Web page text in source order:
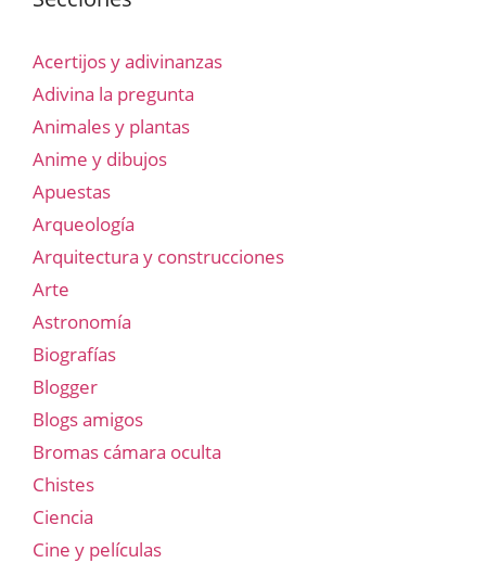
Acertijos y adivinanzas
Adivina la pregunta
Animales y plantas
Anime y dibujos
Apuestas
Arqueología
Arquitectura y construcciones
Arte
Astronomía
Biografías
Blogger
Blogs amigos
Bromas cámara oculta
Chistes
Ciencia
Cine y películas